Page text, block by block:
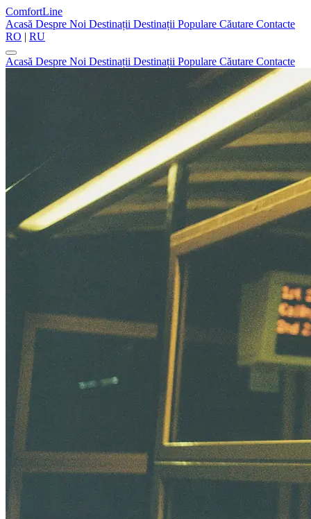
ComfortLine
Acasă Despre Noi Destinații Destinații Populare Căutare Contacte
RO | RU
Acasă Despre Noi Destinații Destinații Populare Căutare Contacte